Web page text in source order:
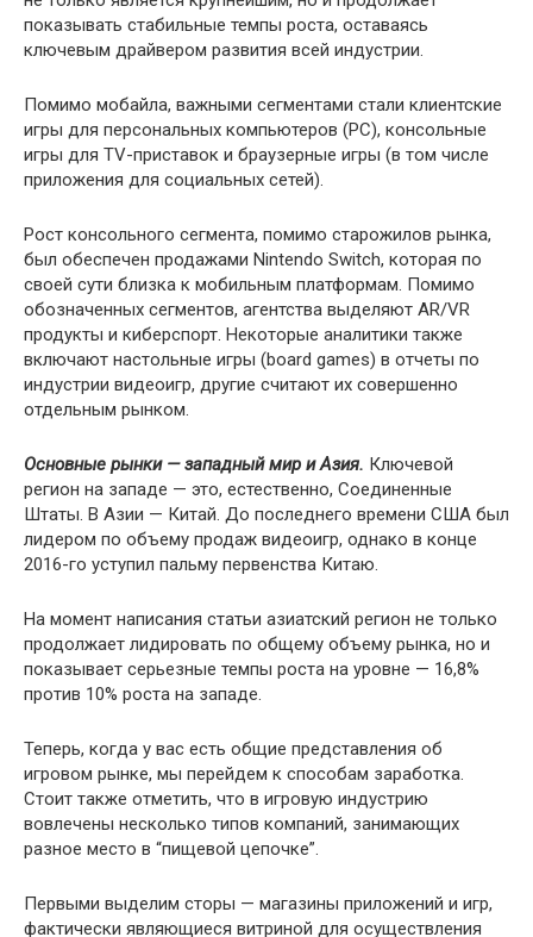
показывать стабильные темпы роста, оставаясь
ключевым драйвером развития всей индустрии.
Помимо мобайла, важными сегментами стали клиентские
игры для персональных компьютеров (PC), консольные
игры для TV-приставок и браузерные игры (в том числе
приложения для социальных сетей).
Рост консольного сегмента, помимо старожилов рынка,
был обеспечен продажами Nintendo Switch, которая по
своей сути близка к мобильным платформам. Помимо
обозначенных сегментов, агентства выделяют AR/VR
продукты и киберспорт. Некоторые аналитики также
включают настольные игры (board games) в отчеты по
индустрии видеоигр, другие считают их совершенно
отдельным рынком.
Основные рынки — западный мир и Азия. Ключевой
регион на западе — это, естественно, Соединенные
Штаты. В Азии — Китай. До последнего времени США был
лидером по объему продаж видеоигр, однако в конце
2016-го уступил пальму первенства Китаю.
На момент написания статьи азиатский регион не только
продолжает лидировать по общему объему рынка, но и
показывает серьезные темпы роста на уровне — 16,8%
против 10% роста на западе.
Теперь, когда у вас есть общие представления об
игровом рынке, мы перейдем к способам заработка.
Стоит также отметить, что в игровую индустрию
вовлечены несколько типов компаний, занимающих
разное место в “пищевой цепочке”.
Первыми выделим сторы — магазины приложений и игр,
фактически являющиеся витриной для осуществления